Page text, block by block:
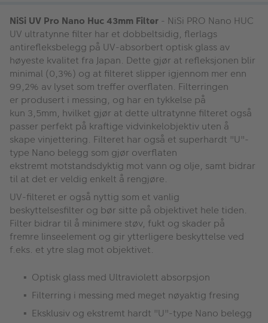
NiSi UV Pro Nano Huc 43mm Filter - NiSi PRO Nano HUC
UV ultratynne filter har et dobbeltsidig, flerlags
antirefleksbelegg på UV-absorbert optisk glass av
høyeste kvalitet fra Japan. Dette gjør at refleksjonen blir
minimal (0,3%) og at filteret slipper igjennom mer enn
99,2% av lyset som treffer overflaten. Filterringen
er produsert i messing, og har en tykkelse på
kun 3,5mm, hvilket gjør at dette ultratynne filteret også
passer perfekt på kraftige vidvinkelobjektiv uten å
skape vinjettering. Filteret har også et superhardt "U"-
type Nano belegg som gjør overflaten
ekstremt motstandsdyktig mot vann og olje, samt bidrar
til at det er veldig enkelt å rengjøre.
UV-filteret er også nyttig som et vanlig
beskyttelsesfilter og bør sitte på objektivet hele tiden.
Filter bidrar til å minimere støv, fukt og skader på
fremre linseelement og gir ytterligere beskyttelse ved
f.eks. et ytre slag mot objektivet.
Optisk glass med Ultraviolett absorpsjon
Filterring i messing med meget nøyaktig fresing
Eksklusiv og ekstremt hardt "U"-type Nano belegg